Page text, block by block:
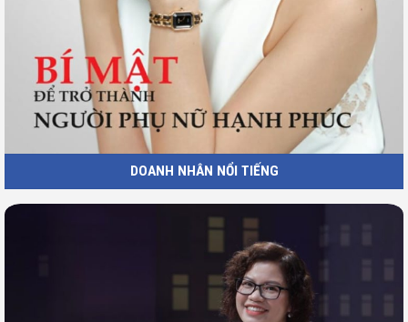
DOANH NHÂN NỔI TIẾNG